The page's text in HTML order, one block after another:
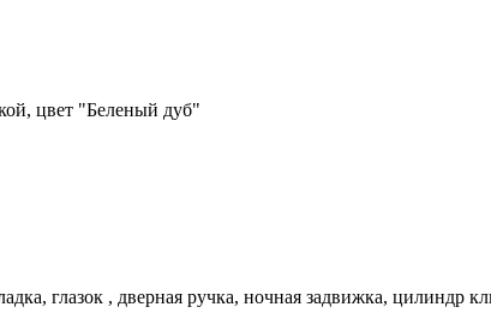
цвет "Беленый дуб"
глазок , дверная ручка, ночная задвижка, цилиндр